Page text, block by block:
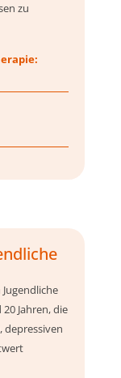
zu
Jahren, die
depressiven